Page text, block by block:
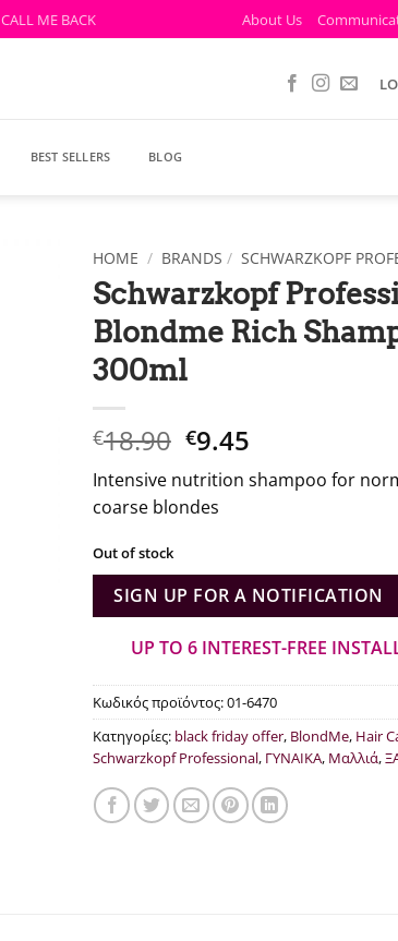
CALL ME BACK About Us
BEST SELLERS BLOG
HOME / BRANDS / SCHWARZKOPF
Schwarzkopf
Blondme Rich
300ml
€18.90 Original
price
what:
€18.90.
€9.45
τρέχουσα
τιμή
Intensive nutrition shampoo for
coarse blondes
Out of stock
SIGN UP FOR A NOTIFICATION
UP TO 6 INTEREST-FREE
Κωδικός προϊόντος:01-6470
Κατηγορίες: black friday offer, BlondMe, Hair
Schwarzkopf Professional, ΓΥΝΑΙΚΑ, Μαλλιά,